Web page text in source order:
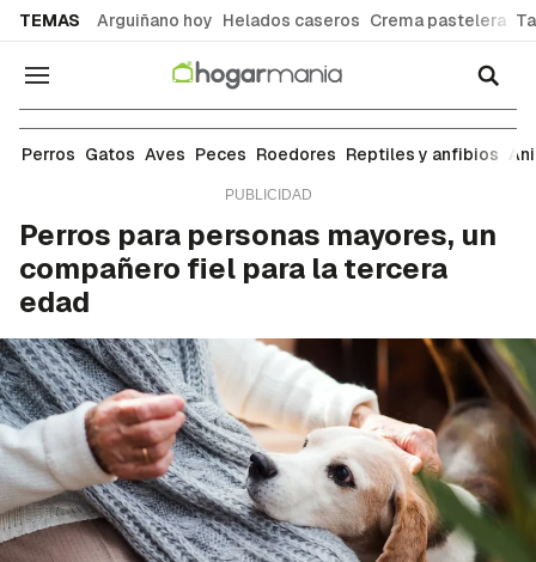
TEMAS Arguiñano hoy Helados caseros Crema pastelera
Navegación
Perros
Perros Gatos Aves Peces Roedores Reptiles y anfibios
Perros para personas mayores, un
compañero fiel para la tercera
edad